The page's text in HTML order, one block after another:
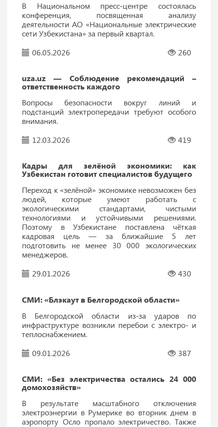
В Национальном пресс-центре состоялась
конференция, посвященная анализу
деятельности АО «Национальные электрические
сети Узбекистана» за первый квартал.
06.05.2026
260
uza.uz — Соблюдение рекомендаций –
ответственность каждого
Вопросы безопасности вокруг линий и
подстанций электропередачи требуют особого
внимания.
12.03.2026
419
Кадры для зелёной экономики: как
Узбекистан готовит специалистов будущего
Переход к «зелёной» экономике невозможен без
людей, которые умеют работать с
экологическими стандартами, чистыми
технологиями и устойчивыми решениями.
Поэтому в Узбекистане поставлена чёткая
кадровая цель — за ближайшие 5 лет
подготовить не менее 30 000 экологических
менеджеров.
29.01.2026
430
СМИ: «Блэкаут в Белгородской области»
В Белгородской области из-за ударов по
инфраструктуре возникли перебои с электро- и
теплоснабжением.
09.01.2026
387
СМИ: «Без электричества остались 24 000
домохозяйств»
В результате масштабного отключения
электроэнергии в Румерике во вторник днем ​​в
аэропорту Осло пропало электричество. Также